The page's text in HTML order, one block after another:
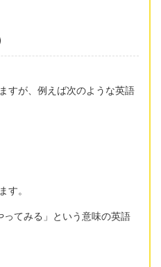
すが、例えば次のような英語
す。
てみる」という意味の英語